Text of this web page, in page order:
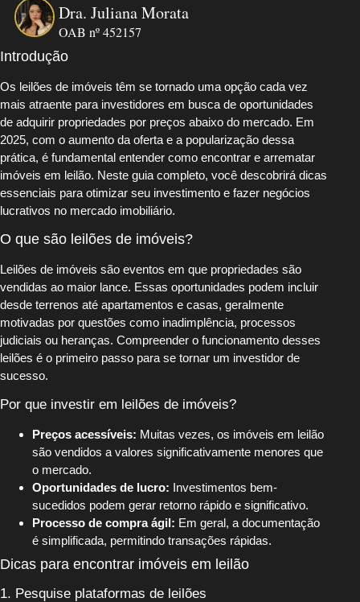
Dra. Juliana Morata
OAB nº 452157
Introdução
Os leilões de imóveis têm se tornado uma opção cada vez
mais atraente para investidores em busca de oportunidades
de adquirir propriedades por preços abaixo do mercado. Em
2025, com o aumento da oferta e a popularização dessa
prática, é fundamental entender como encontrar e arrematar
imóveis em leilão. Neste guia completo, você descobrirá dicas
essenciais para otimizar seu investimento e fazer negócios
lucrativos no mercado imobiliário.
O que são leilões de imóveis?
Leilões de imóveis são eventos em que propriedades são
vendidas ao maior lance. Essas oportunidades podem incluir
desde terrenos até apartamentos e casas, geralmente
motivadas por questões como inadimplência, processos
judiciais ou heranças. Compreender o funcionamento desses
leilões é o primeiro passo para se tornar um investidor de
sucesso.
Por que investir em leilões de imóveis?
Preços acessíveis: Muitas vezes, os imóveis em leilão
são vendidos a valores significativamente menores que
o mercado.
Oportunidades de lucro: Investimentos bem-
sucedidos podem gerar retorno rápido e significativo.
Processo de compra ágil: Em geral, a documentação
é simplificada, permitindo transações rápidas.
Dicas para encontrar imóveis em leilão
1. Pesquise plataformas de leilões